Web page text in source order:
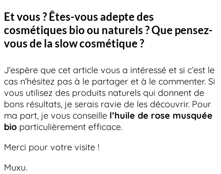
Et vous ? Êtes-vous adepte des
cosmétiques bio ou naturels ? Que pensez-
vous de la slow cosmétique ?
J’espère que cet article vous a intéressé et si c’est le
cas n’hésitez pas à le partager et à le commenter. Si
vous utilisez des produits naturels qui donnent de
bons résultats, je serais ravie de les découvrir. Pour
ma part, je vous conseille l’huile de rose musquée
bio particulièrement efficace.
Merci pour votre visite !
Muxu.